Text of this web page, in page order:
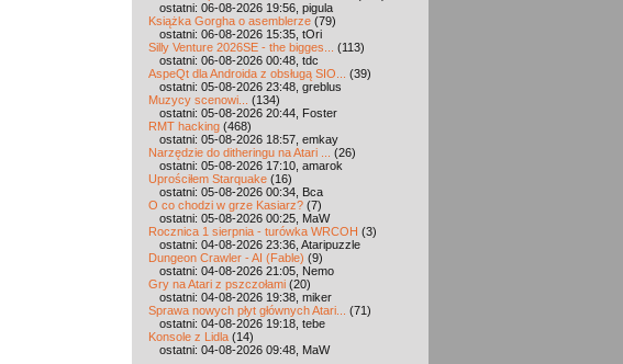
ostatni: 06-08-2026 19:56, pigula
Książka Gorgha o asemblerze (79)
ostatni: 06-08-2026 15:35, tOri
Silly Venture 2026SE - the bigges...
(113)
ostatni: 06-08-2026 00:48, tdc
AspeQt dla Androida z obsługą SIO...
(39)
ostatni: 05-08-2026 23:48, greblus
Muzycy scenowi...
(134)
ostatni: 05-08-2026 20:44, Foster
RMT hacking (468)
ostatni: 05-08-2026 18:57, emkay
Narzędzie do ditheringu na Atari ...
(26)
ostatni: 05-08-2026 17:10, amarok
Uprościłem Starquake (16)
ostatni: 05-08-2026 00:34, Bca
O co chodzi w grze Kasiarz? (7)
ostatni: 05-08-2026 00:25, MaW
Rocznica 1 sierpnia - turówka WRCOH (3)
ostatni: 04-08-2026 23:36, Ataripuzzle
Dungeon Crawler - AI (Fable) (9)
ostatni: 04-08-2026 21:05, Nemo
Gry na Atari z pszczołami (20)
ostatni: 04-08-2026 19:38, miker
Sprawa nowych płyt głównych Atari...
(71)
ostatni: 04-08-2026 19:18, tebe
Konsole z Lidla (14)
ostatni: 04-08-2026 09:48, MaW